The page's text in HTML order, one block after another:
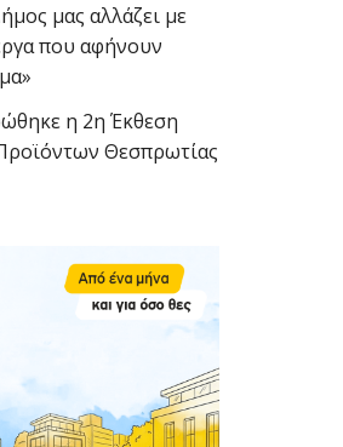
μας αλλάζει με
που αφήνουν
η 2η Έκθεση
Θεσπρωτίας